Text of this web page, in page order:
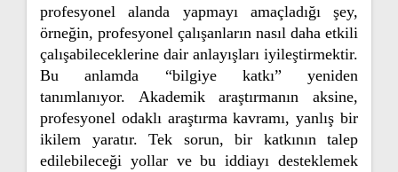
profesyonel alanda yapmayı amaçladığı şey,
örneğin, profesyonel çalışanların nasıl daha etkili
çalışabileceklerine dair anlayışları iyileştirmektir.
Bu anlamda “bilgiye katkı” yeniden
tanımlanıyor. Akademik araştırmanın aksine,
profesyonel odaklı araştırma kavramı, yanlış bir
ikilem yaratır. Tek sorun, bir katkının talep
edilebileceği yollar ve bu iddiayı desteklemek